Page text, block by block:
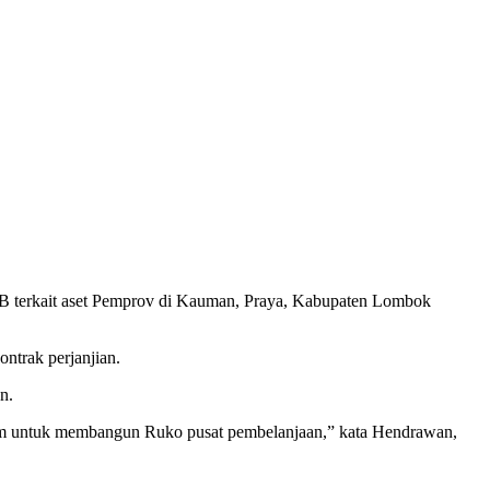
aset Pemprov di Kauman, Praya, Kabupaten Lombok
perjanjian.
membangun Ruko pusat pembelanjaan,” kata Hendrawan,